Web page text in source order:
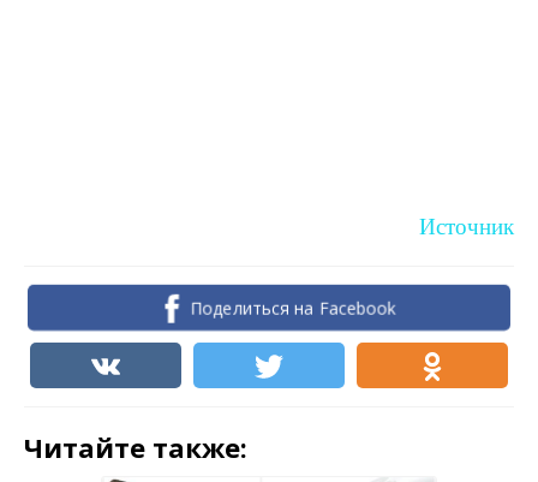
Источник
Поделиться на Facebook
Читайте также: